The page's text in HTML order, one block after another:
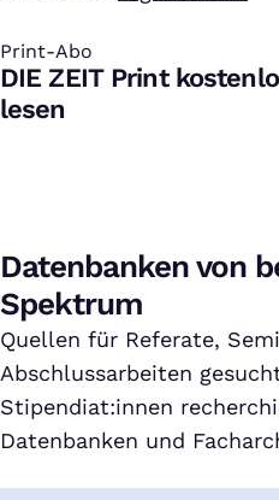
Print-Abo
:
DIE ZEIT Print
lesen
Datenbanken von
Spektrum
Quellen für Referate,
Abschlussarbeiten
Stipendiat:innen
Datenbanken und